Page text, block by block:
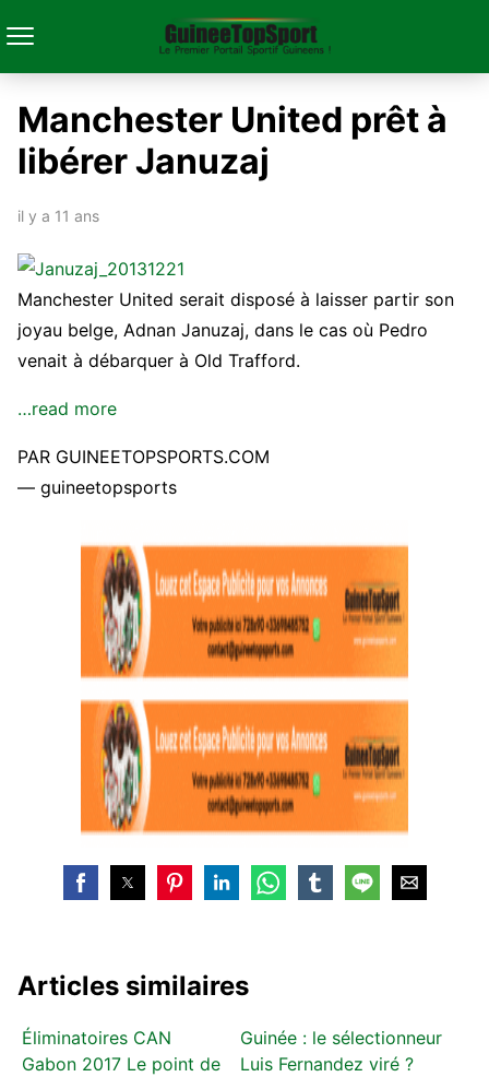
Manchester United prêt à
libérer Januzaj
il y a 11 ans
Manchester United serait disposé à laisser partir son
joyau belge, Adnan Januzaj, dans le cas où Pedro
venait à débarquer à Old Trafford.
…read more
PAR GUINEETOPSPORTS.COM
— guineetopsports
Articles similaires
Éliminatoires CAN
Gabon 2017 Le point de
Guinée : le sélectionneur
Luis Fernandez viré ?